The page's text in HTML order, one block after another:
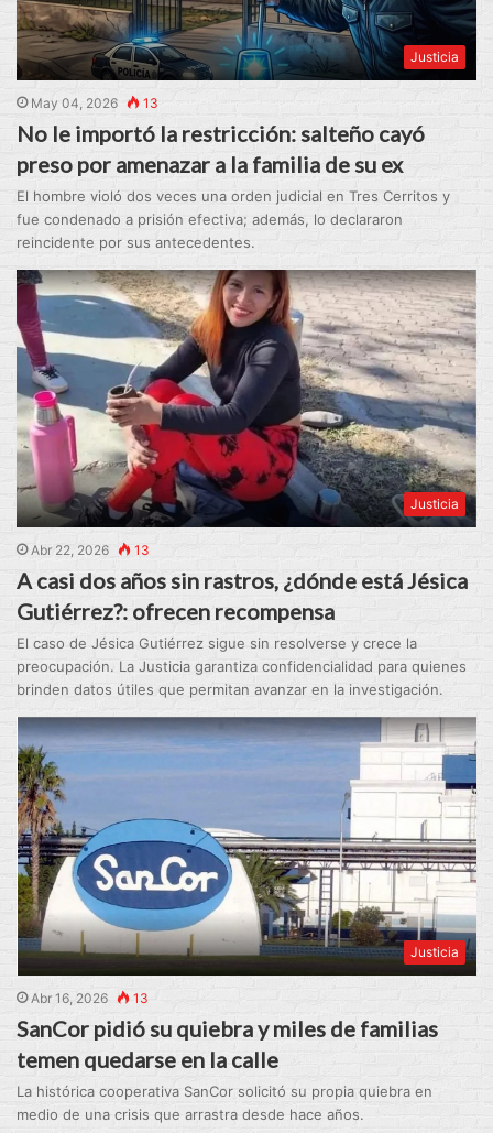
Justicia
May 04, 2026 13
No le importó la restricción: salteño cayó
preso por amenazar a la familia de su ex
El hombre violó dos veces una orden judicial en Tres Cerritos y
fue condenado a prisión efectiva; además, lo declararon
reincidente por sus antecedentes.
Justicia
Abr 22, 2026 13
A casi dos años sin rastros, ¿dónde está Jésica
Gutiérrez?: ofrecen recompensa
El caso de Jésica Gutiérrez sigue sin resolverse y crece la
preocupación. La Justicia garantiza confidencialidad para quienes
brinden datos útiles que permitan avanzar en la investigación.
Justicia
Abr 16, 2026 13
SanCor pidió su quiebra y miles de familias
temen quedarse en la calle
La histórica cooperativa SanCor solicitó su propia quiebra en
medio de una crisis que arrastra desde hace años.